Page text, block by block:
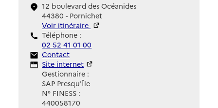
12 boulevard des Océanides
44380 - Pornichet
Voir itinéraire
Téléphone :
02 52 41 01 00
Contact
Contact
Site Internet
Site internet
Gestionnaire :
SAP Presqu'Île
N° FINESS :
440058170